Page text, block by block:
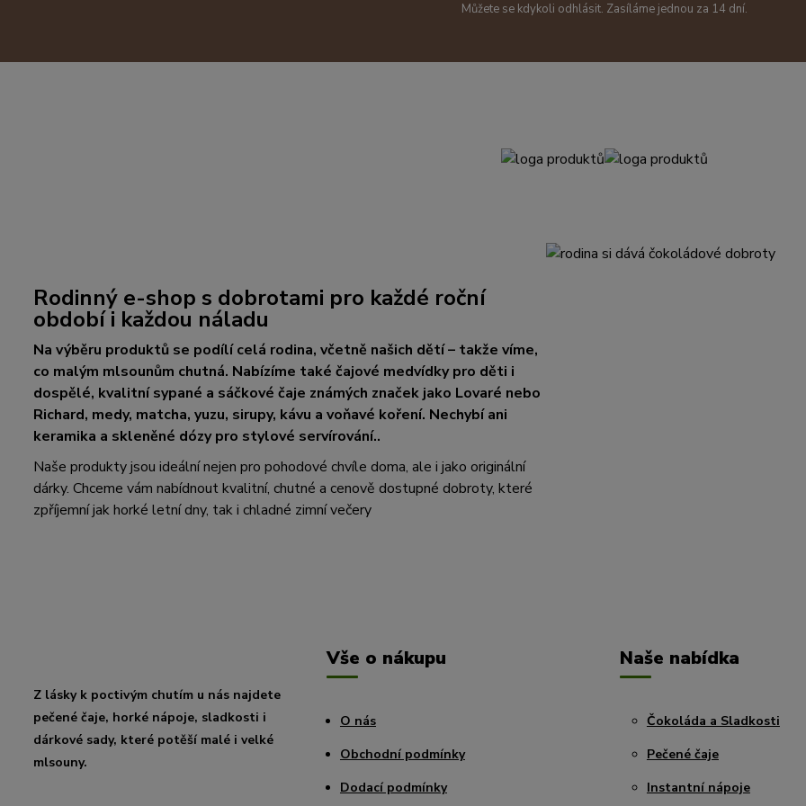
Můžete se kdykoli odhlásit. Zasíláme jednou za 14 dní.
Rodinný e-shop s dobrotami pro každé roční
období i každou náladu
Na výběru produktů se podílí celá rodina, včetně našich dětí – takže víme,
co malým mlsounům chutná. Nabízíme také čajové medvídky pro děti i
dospělé, kvalitní sypané a sáčkové čaje známých značek jako Lovaré nebo
Richard, medy, matcha, yuzu, sirupy, kávu a voňavé koření. Nechybí ani
keramika a skleněné dózy pro stylové servírování..
Naše produkty jsou ideální nejen pro pohodové chvíle doma, ale i jako originální
dárky. Chceme vám nabídnout kvalitní, chutné a cenově dostupné dobroty, které
zpříjemní jak horké letní dny, tak i chladné zimní večery
Z lásky k poctivým chutím u nás najdete
pečené čaje, horké nápoje, sladkosti i
dárkové sady, které potěší malé i velké
mlsouny.
Vše o nákupu
O nás
Obchodní podmínky
Dodací podmínky
Naše nabídka
Čokoláda a Sladkosti
Pečené čaje
Instantní nápoje